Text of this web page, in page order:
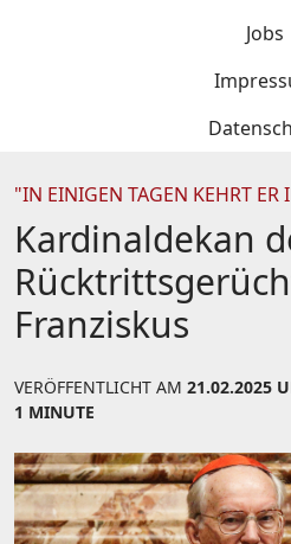
Jobs
"IN EINIGEN TAGEN KEHRT ER
Kardinaldekan
Franziskus
VERÖFFENTLICHT AM 21.02.2025
1 MINUTE